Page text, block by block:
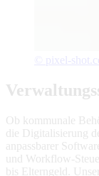
© pixel-
Ob kommunale
die Digitalisierung
anpassbarer
und Workflow-
bis Elterngeld.